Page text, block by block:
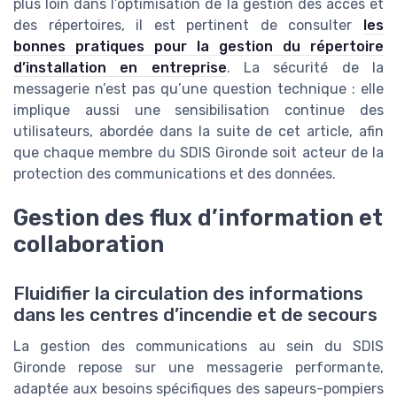
plus loin dans l’optimisation de la gestion des accès et
des répertoires, il est pertinent de consulter les
bonnes pratiques pour la gestion du répertoire
d’installation en entreprise. La sécurité de la
messagerie n’est pas qu’une question technique : elle
implique aussi une sensibilisation continue des
utilisateurs, abordée dans la suite de cet article, afin
que chaque membre du SDIS Gironde soit acteur de la
protection des communications et des données.
Gestion des flux d’information et
collaboration
Fluidifier la circulation des informations
dans les centres d’incendie et de secours
La gestion des communications au sein du SDIS
Gironde repose sur une messagerie performante,
adaptée aux besoins spécifiques des sapeurs-pompiers